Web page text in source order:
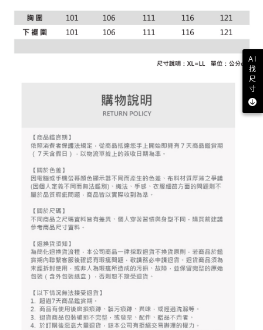
1.本服務係由「台灣大哥大股份有限公司」（以下簡稱本公司）所提供，讓
用戶於交易時，得透過本服務購買商品或服務，並由商店將買賣／分期付款
買賣價金債權讓與本公司後，依約使用本公司帳單繳交帳款。
資料（包含姓名、電話或地址）提供予台灣大哥大進項蒐集、處理及利用，
由本公司與您本人進行分期帳單所需資料之確認、核對及更正。
※ 請注意：結帳手續完成當下不需立刻繳費，但若您需要取消訂單，請聯絡
購買商品的店家。未經商家同意取消之訂單仍視為有效，需透過AFTEE先享
後付繳納相關費用。
※ 交易是否成功請以「AFTEE先享後付 」之結帳頁面顯示為準，若有關於
是否繳費成功／繳費後需取消欲退款等相關疑問，請聯繫「AFTEE先享後付
１．透過由恩沛科技股份有限公司提供之「AFTEE先享後付」服務完成之交
易，需依本服務之必要範圍內提供個人資料，並將交易相關給付款項請求債
２．關於個人資料處理事宜，請瀏覽以下網址：
https://aftee.tw/terms/#terms3
３．未成年的使用者請事先徵得法定代理人或監護人之同意方可使用
４．使用「AFTEE先享後付」時，將依據個別帳號之用戶狀況，依本公司即
時審查核予不同之上限額度；若仍有額度不足之情形，本公司將視審查結果
請求用戶進行身份認證。
５．嚴禁一人註冊多個帳號或使用他人資訊註冊。若發現惡意使用之情形，
恩沛科技股份有限公司將有權停止該用戶之使用額度並採取法律行動。
萊爾富取貨付款
免運費
免運費
免運費
離島宅配
免運費
AI
找
尺
寸